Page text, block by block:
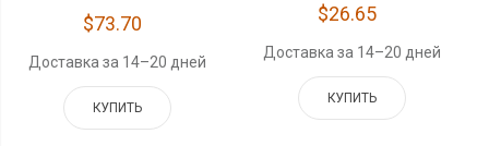
$73.70
Доставка за 14–20 дней
КУПИТЬ
$26.65
Доставка за 14–20 дней
КУПИТЬ